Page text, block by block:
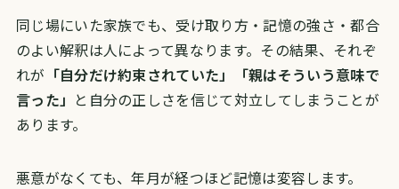
同じ場にいた家族でも、受け取り方・記憶の強さ・都合
のよい解釈は人によって異なります。その結果、それぞ
れが 「自分だけ約束されていた」「親はそういう意味で
言った」 と自分の正しさを信じて対立してしまうことが
あります。
悪意がなくても、年月が経つほど記憶は変容します。